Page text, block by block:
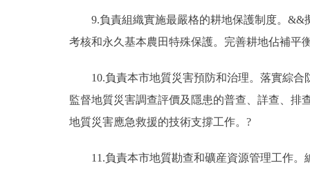
9.負責組織實施最嚴格的耕地保護制度。&&
考核和永久基本農田特殊保護。完善耕地佔補平
10.負責本市地質災害預防和治理。落實綜合
監督地質災害調查評價及隱患的普查、詳查、排
地質災害應急救援的技術支撐工作。?
11.負責本市地質勘查和礦産資源管理工作。